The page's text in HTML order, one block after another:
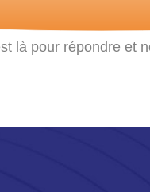
là pour répondre et